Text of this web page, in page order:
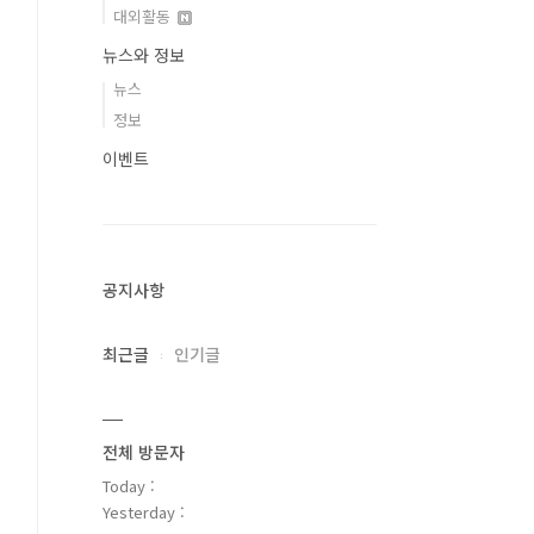
대외활동
뉴스와 정보
뉴스
정보
이벤트
공지사항
최근글 인기글
전체 방문자
Today :
Yesterday :